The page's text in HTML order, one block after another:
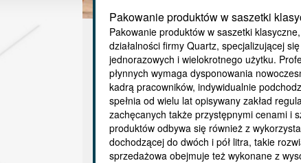
Pakowanie produktów w saszetki
Pakowanie produktów w saszetki
działalności firmy Quartz, specjalizującej
jednorazowych i wielokrotnego użytku.
płynnych wymaga dysponowania
kadrą pracowników, indywidualnie
spełnia od wielu lat opisywany zakład
zachęcanych także przystępnymi cenami i
produktów odbywa się również z
dochodzącej do dwóch i pół litra, takie
sprzedażowa obejmuje też wykonane z